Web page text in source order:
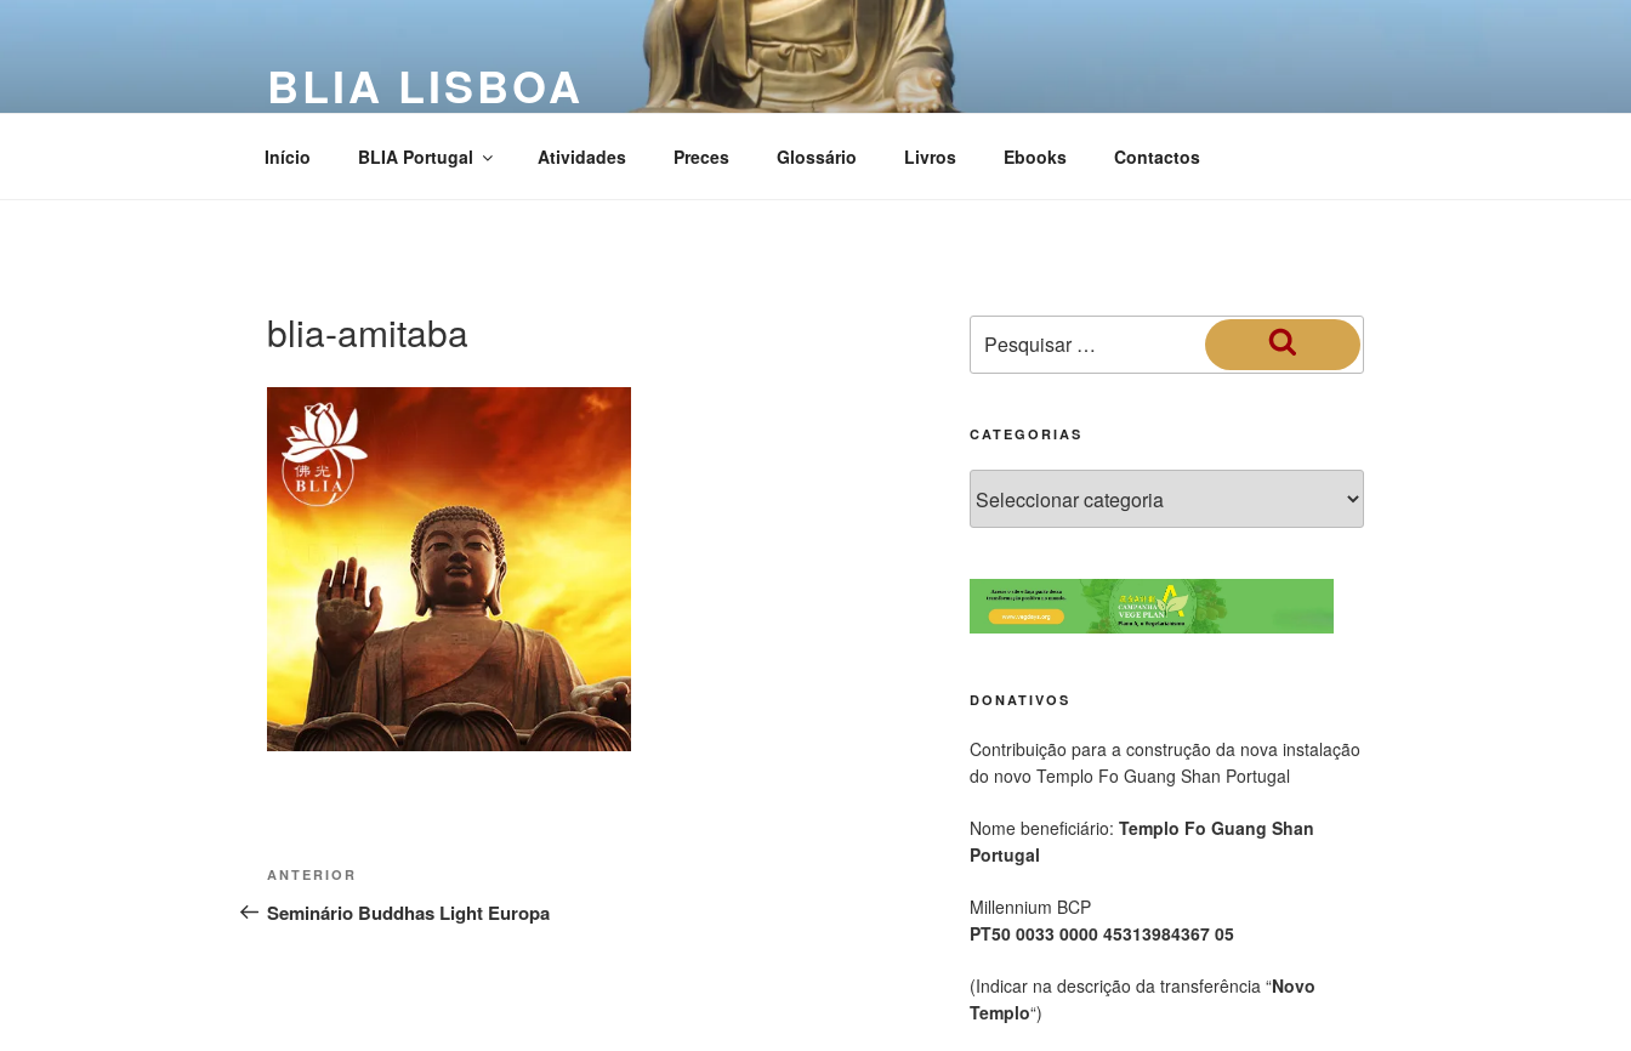
BLIA LISBOA
Início BLIA Portugal Atividades Preces Glossário Livros Ebooks Contactos
blia-amitaba
ANTERIOR
Seminário Buddhas Light Europa
CATEGORIAS
DONATIVOS
Contribuição para a construção da nova instalação
do novo Templo Fo Guang Shan Portugal
Nome beneficiário: Templo Fo Guang Shan
Portugal
Millennium BCP
PT50 0033 0000 45313984367 05
(Indicar na descrição da transferência “Novo
Templo“)